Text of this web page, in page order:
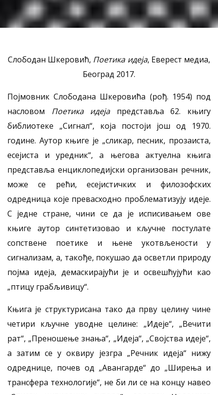
Слободан Шкеровић, Поетика идеја, Еверест медиа,
Београд 2017.
Појмовник Слободана Шкеровића (рођ. 1954) под
насловом Поетика идејапредставља 62. књигу
библиотеке „Сигнал“, која постоји још од 1970.
године. Аутор књиге је „сликар, песник, прозаиста,
есејиста и уредник“, а његова актуелна књига
представља енциклопедијски организован речник,
може се рећи, есејистичких и филозофских
одредница које превасходно проблематизују идеје.
С једне стране, чини се да је исписивањем ове
књиге аутор синтетизовао и кључне постулате
сопствене поетике и њене укотвљености у
сигнализам, а, такође, покушао да осветли природу
појма идеја, демаскирајући је и освешћујући као
„птицу грабљивицу“.
Књига је структурисана тако да прву целину чине
четири кључне уводне целине: „Идеје“, „Вечити
рат“, „Преношење знања“, „Идеја“, „Својства идеје“,
а затим се у оквиру језгра „Речник идеја“ нижу
одреднице, почев од „Авангарде“ до „Ширења и
трансфера технологије“, не би ли се на концу навео